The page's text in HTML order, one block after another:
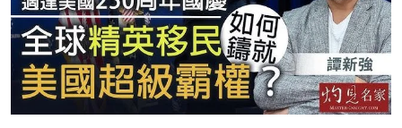
影片
名家榜
灼見活動